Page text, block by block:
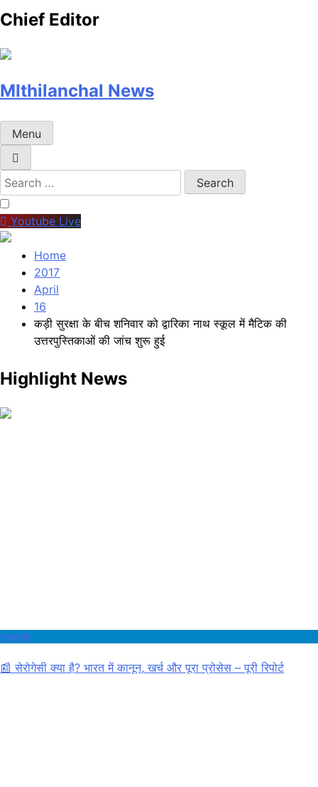
Chief Editor
MIthilanchal News
Menu
Search
for:
Youtube Live
Home
2017
April
16
कड़ी सुरक्षा के बीच शनिवार को द्वारिका नाथ स्कूल में मैटिक की
उत्तरपुस्तिकाओं की जांच शुरू हुई
Highlight News
Health
📰 सेरोगेसी क्या है? भारत में कानून, खर्च और पूरा प्रोसेस – पूरी रिपोर्ट